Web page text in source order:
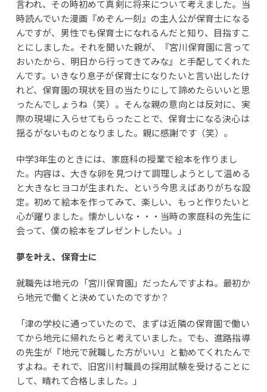
言われ、その時初めて真剣に将来について考えました。当
時読んでいた漫画『めぞん一刻』の主人公が保育士になる
んですが、男性でも保育士になれるんだと知り、目指すこ
とにしました。それを聞いた親が、『宮川保育園に言って
おいたから、明日から行ってきてみな』と手配してくれた
んです。いきなり息子が保育士になりたいと言い出したけ
れど、保育園の現状を目の当たりにして諦めたらいいと思
ったんでしょうね（笑）。そんな親の意向とは反対に、実
際の現場に入らせてもらったことで、保育士になる決心は
揺るがないものとなりました。親に感謝です（笑）。
中学3年生のときには、家庭科の授業で絵本を作りまし
た。内容は、大きな卵を見つけて調理しようとして温める
と大きなヒヨコが生まれた、という今思えばありがちな設
定。初めて絵本を作ってみて、楽しい、もっと作りたいと
心が躍りました。懐かしいな・・・当時の家庭科の先生に
会って、僕の絵本をプレゼントしたい。」
夢を叶え、保育士に
就職先は地元の「宮川保育園」だったんですよね。最初か
ら地元で働くと決めていたのですか？
「津の学校に通っていたので、まずは近隣の保育園で働い
てから地元に帰れたらと考えていました。でも、進路指導
の先生が『地元で就職した方がいい』と勧めてくれたんで
すよね。それで、旧宮川村職員の採用試験を受けることに
して、晴れて合格しました。」